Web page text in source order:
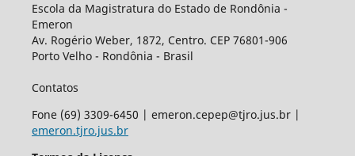
Escola da Magistratura do Estado de Rondônia -
Emeron
Av. Rogério Weber, 1872, Centro. CEP 76801-906
Porto Velho - Rondônia - Brasil
Contatos
Fone (69) 3309-6450 | emeron.cepep@tjro.jus.br |
emeron.tjro.jus.br